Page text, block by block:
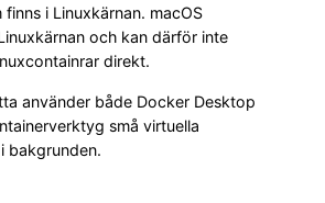
i Linuxkärnan. macOS
och kan därför inte
direkt.
använder både Docker Desktop
små virtuella
bakgrunden.